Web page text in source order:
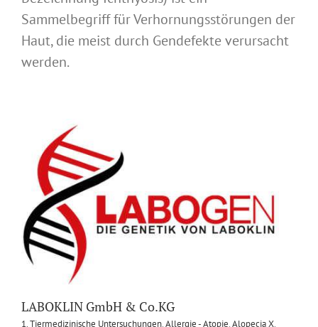
Sammelbegriff für Verhornungsstörungen der
Haut, die meist durch Gendefekte verursacht
werden.
LABOKLIN GmbH & Co.KG
1. Tiermedizinische Untersuchungen,Allergie - Atopie,Alopecia X,